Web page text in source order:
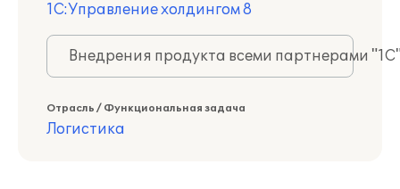
1С:Управление холдингом 8
Внедрения продукта всеми партнерами
Отрасль / Функциональная задача
Логистика